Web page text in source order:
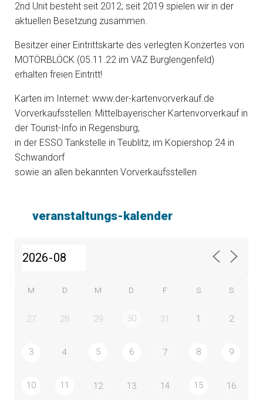
2nd Unit besteht seit 2012; seit 2019 spielen wir in der
aktuellen Besetzung zusammen.
Besitzer einer Eintrittskarte des verlegten Konzertes von
MOTÖRBLÖCK (05.11.22 im VAZ Burglengenfeld)
erhalten freien Eintritt!
Karten im Internet: www.der-kartenvorverkauf.de
Vorverkaufsstellen: Mittelbayerischer Kartenvorverkauf in
der Tourist-Info in Regensburg,
in der ESSO Tankstelle in Teublitz, im Kopiershop 24 in
Schwandorf
sowie an allen bekannten Vorverkaufsstellen
veranstaltungs-kalender
M D M D F S S
27 28 29 30 31 1 2
3 4 5 6 7 8 9
10 11 12 13 14 15 16